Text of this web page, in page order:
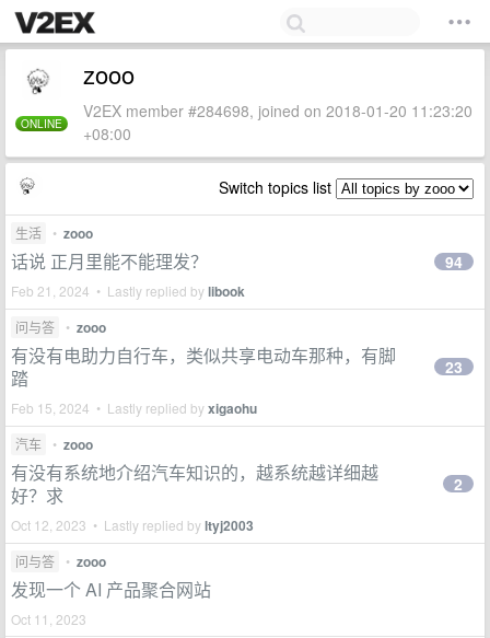
ONLINE
zooo
V2EX member #284698, joined on 2018-01-20 11:23:20
+08:00
Switch topics list
生活 • zooo
话说 正月里能不能理发？
Feb 21, 2024 • Lastly replied bylibook
94
问与答 • zooo
有没有电助力自行车，类似共享电动车那种，有脚
踏
Feb 15, 2024 • Lastly replied byxigaohu
23
汽车 • zooo
有没有系统地介绍汽车知识的，越系统越详细越
好？求
Oct 12, 2023 • Lastly replied byltyj2003
2
问与答 • zooo
发现一个 AI 产品聚合网站
Oct 11, 2023